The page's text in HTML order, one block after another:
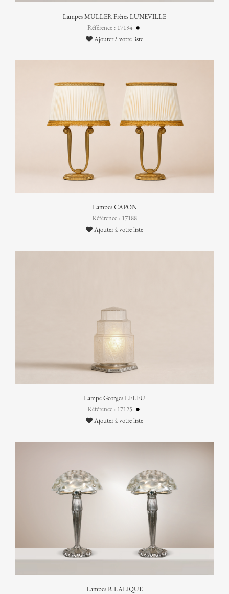
Lampes MULLER Frères LUNEVILLE
Référence : 17194
Ajouter à votre liste
Lampes CAPON
Référence : 17188
Ajouter à votre liste
Lampe Georges LELEU
Référence : 17125
Ajouter à votre liste
Lampes R.LALIQUE